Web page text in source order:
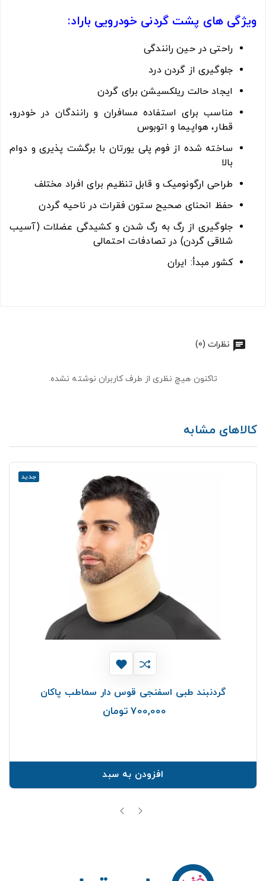
ویژگی های پشت گردنی خودرویی باراد:
راحتی در حین رانندگی
جلوگیری از گردن درد
ایجاد حالت ریلکسیشن برای گردن
مناسب برای استفاده مسافران و رانندگان در خودرو،
قطار، هواپیما و اتوبوس
ساخته شده از فوم پلی یورتان با برگشت پذیری و دوام
بالا
طراحی ارگونومیک و قابل تنظیم برای افراد مختلف
حفظ انحنای صحیح ستون فقرات در ناحیه گردن
جلوگیری از رگ به رگ شدن و کشیدگی عضلات (آسیب
شلاقی گردن) در تصادفات احتمالی
کشور مبدأ: ایران
نظرات (0)
تاکنون هیچ نظری از طرف کاربران نوشته نشده.
کالاهای مشابه
جدید
گردنبند طبی اسفنجی قوس دار سماطب پاکان
700,000 تومان
افزودن به سبد